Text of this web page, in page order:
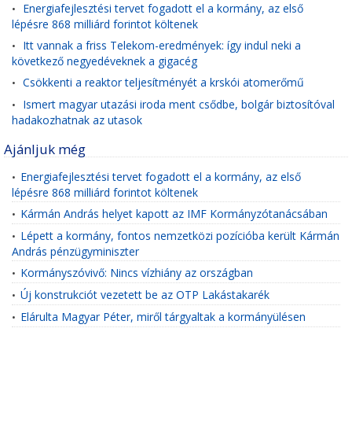
• Energiafejlesztési tervet fogadott el a kormány, az első
lépésre 868 milliárd forintot költenek
• Itt vannak a friss Telekom-eredmények: így indul neki a
következő negyedéveknek a gigacég
• Csökkenti a reaktor teljesítményét a krskói atomerőmű
• Ismert magyar utazási iroda ment csődbe, bolgár biztosítóval
hadakozhatnak az utasok
Ajánljuk még
• Energiafejlesztési tervet fogadott el a kormány, az első
lépésre 868 milliárd forintot költenek
• Kármán András helyet kapott az IMF Kormányzótanácsában
• Lépett a kormány, fontos nemzetközi pozícióba került Kármán
András pénzügyminiszter
• Kormányszóvivő: Nincs vízhiány az országban
• Új konstrukciót vezetett be az OTP Lakástakarék
• Elárulta Magyar Péter, miről tárgyaltak a kormányülésen